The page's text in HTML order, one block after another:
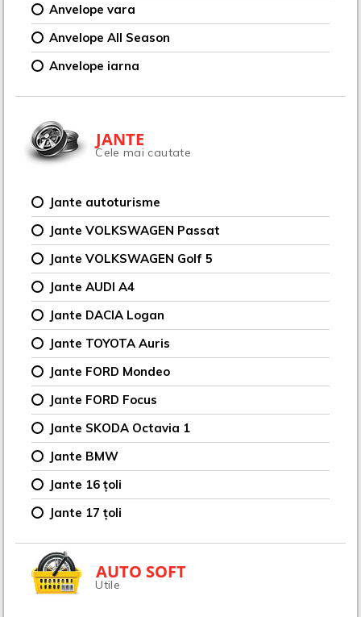
Anvelope vara
Anvelope All Season
Anvelope iarna
JANTE
Cele mai cautate
Jante autoturisme
Jante VOLKSWAGEN Passat
Jante VOLKSWAGEN Golf 5
Jante AUDI A4
Jante DACIA Logan
Jante TOYOTA Auris
Jante FORD Mondeo
Jante FORD Focus
Jante SKODA Octavia 1
Jante BMW
Jante 16 țoli
Jante 17 țoli
AUTO SOFT
Utile